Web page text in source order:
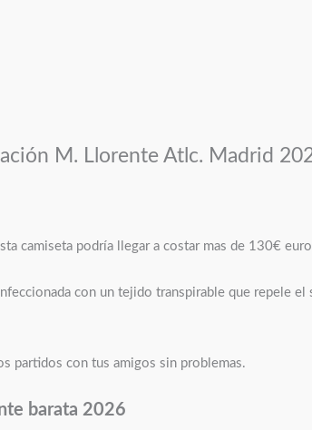
M. Llorente Atlc. Madrid
camiseta podría llegar a costar mas de 130€
con un tejido transpirable que repele
partidos con tus amigos sin problemas.
barata 2026